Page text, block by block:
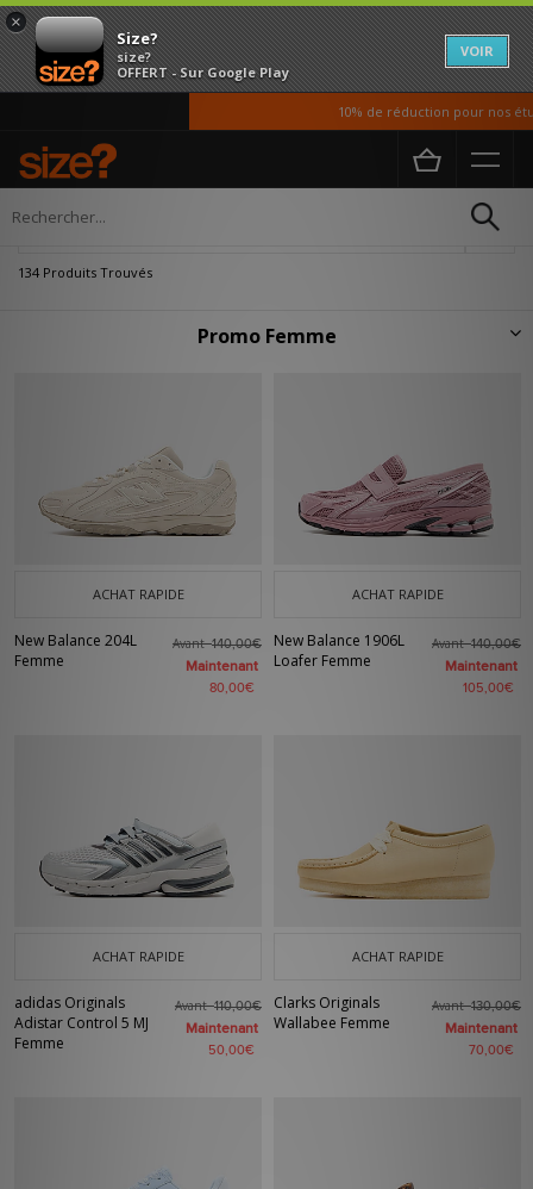
×
Size?
size?
OFFERT - Sur Google Play
VOIR
10% de réduction pour nos étudiants
Accueil Femme
134 Produits Trouvés
Promo Femme
ACHAT RAPIDE
New Balance 204L
Femme
Avant140,00€
Maintenant
80,00€
ACHAT RAPIDE
New Balance 1906L
Loafer Femme
Avant140,00€
Maintenant
105,00€
ACHAT RAPIDE
adidas Originals
Adistar Control 5 MJ
Femme
Avant110,00€
Maintenant
50,00€
ACHAT RAPIDE
Clarks Originals
Wallabee Femme
Avant130,00€
Maintenant
70,00€